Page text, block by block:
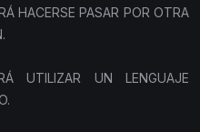
HACERSE PASAR POR OTRA
UN LENGUAJE